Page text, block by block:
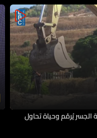
يُرمّم وحياة تحاول